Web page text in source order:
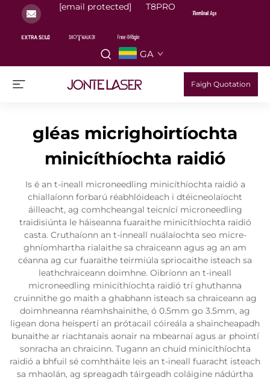
[email protected] T8PRO
GA
Faigh Quotation
gléas micrighoirtíochta
minicíthíochta raidió
Is é an t-ineall microneedling minicíthíochta raidió a
chiallaíonn forbarú réabhlóideach i dtéicneolaíocht
áilleacht, ag comhcheangal teicnící microneedling
traidisiúnta le háiseanna fuaraithe minicíthíochta raidió
casta. Cruthaíonn an t-inneall nuálaíochta seo micre-
ghníomhartha rialaithe sa chraiceann agus ag an am
céanna ag cur fuaraithe teirmiúla spriocaithe isteach sa
leathchraiceann doimhne. Oibríonn an t-ineall
microneedling minicíthíochta raidió trí ghuthanna
cruinnithe go maith a ghabhann isteach sa chraiceann ag
doimhneanna réamhshainithe, ó 0.5mm go 3.5mm, ag
ligean dona heispertí an prótacail cóireála a shaincheapadh
bunaithe ar riachtanais aonair na mbearnaí agus ar phointí
sonracha an chraicinn. Tugann an chuid minicíthíochta
raidió a bhfuil sé comhtháite leis an t-ineall fuaracht isteach
sa mhaolán, ag spreagadh táirgeadh coláigine nádúrtha